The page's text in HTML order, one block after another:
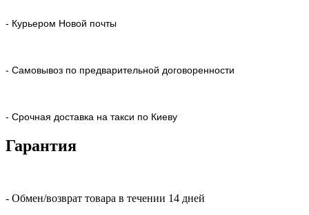
- Курьером Новой почты
- Самовывоз по предварительной договоренности
- Срочная доставка на такси по Киеву
Гарантия
- Обмен/возврат товара в течении 14 дней